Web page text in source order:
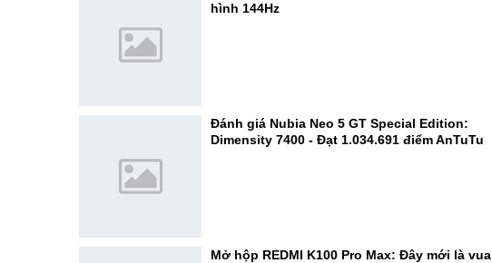
hình 144Hz
Đánh giá Nubia Neo 5 GT Special Edition:
Dimensity 7400 - Đạt 1.034.691 điểm AnTuTu
Mở hộp REDMI K100 Pro Max: Đây mới là vua